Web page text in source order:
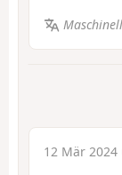
12 Mär 2024